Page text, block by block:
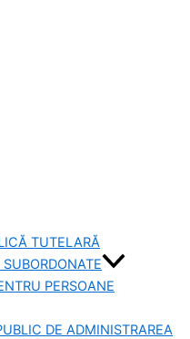
TUTELARĂ
PERSOANE
DE ADMINISTRAREA